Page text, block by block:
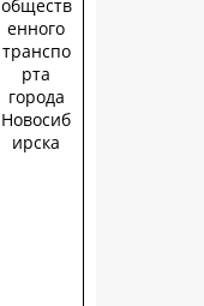
обществ
енного
транспо
рта
города
Новосиб
ирска